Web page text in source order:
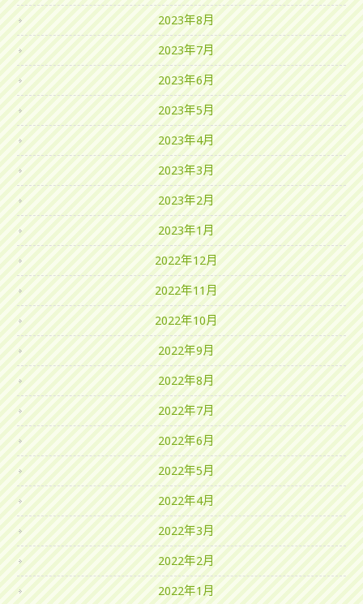
2023年8月
2023年7月
2023年6月
2023年5月
2023年4月
2023年3月
2023年2月
2023年1月
2022年12月
2022年11月
2022年10月
2022年9月
2022年8月
2022年7月
2022年6月
2022年5月
2022年4月
2022年3月
2022年2月
2022年1月